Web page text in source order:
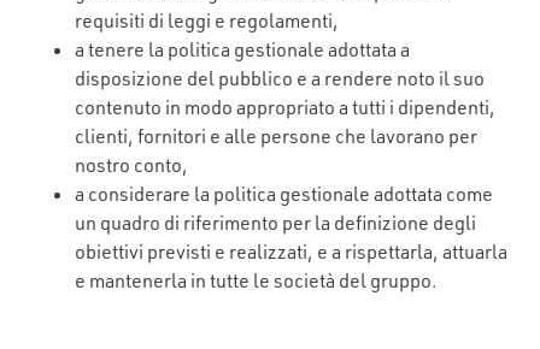
requisiti di leggi e regolamenti,
a tenere la politica gestionale adottata a
disposizione del pubblico e a rendere noto il suo
contenuto in modo appropriato a tutti i dipendenti,
clienti, fornitori e alle persone che lavorano per
nostro conto,
a considerare la politica gestionale adottata come
un quadro di riferimento per la definizione degli
obiettivi previsti e realizzati, e a rispettarla, attuarla
e mantenerla in tutte le società del gruppo.